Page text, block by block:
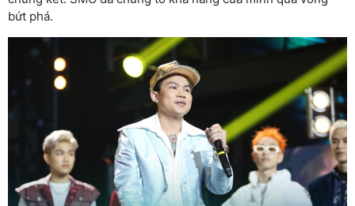
bứt phá.